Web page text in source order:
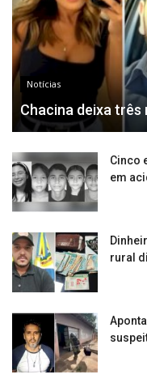
Notícias
Chacina deixa
Cinco
em
rural